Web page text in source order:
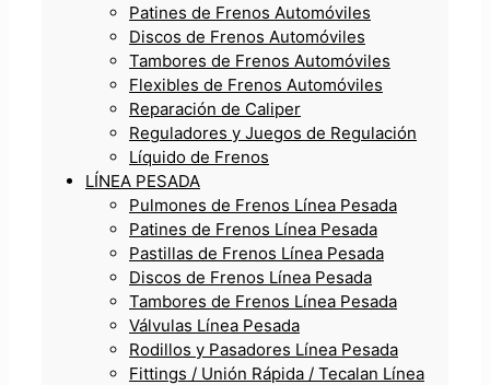
Patines de Frenos Automóviles
Discos de Frenos Automóviles
Tambores de Frenos Automóviles
Flexibles de Frenos Automóviles
Reparación de Caliper
Reguladores y Juegos de Regulación
Líquido de Frenos
LÍNEA PESADA
Pulmones de Frenos Línea Pesada
Patines de Frenos Línea Pesada
Pastillas de Frenos Línea Pesada
Discos de Frenos Línea Pesada
Tambores de Frenos Línea Pesada
Válvulas Línea Pesada
Rodillos y Pasadores Línea Pesada
Fittings / Unión Rápida / Tecalan Línea